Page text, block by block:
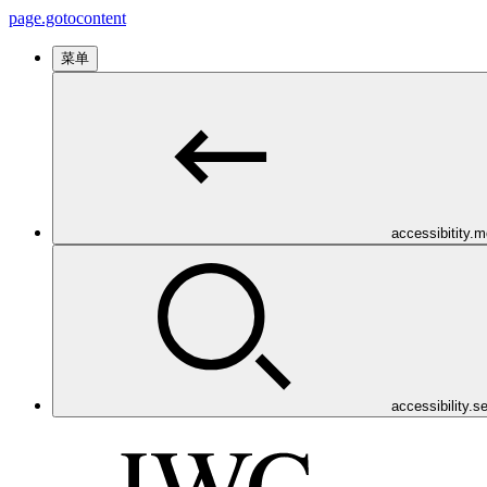
page.gotocontent
菜单